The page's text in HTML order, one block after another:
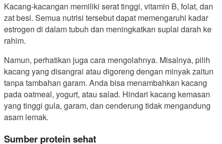
Kacang-kacangan memiliki serat tinggi, vitamin B, folat, dan
zat besi. Semua nutrisi tersebut dapat memengaruhi kadar
estrogen di dalam tubuh dan meningkatkan suplai darah ke
rahim.
Namun, perhatikan juga cara mengolahnya. Misalnya, pilih
kacang yang disangrai atau digoreng dengan minyak zaitun
tanpa tambahan garam. Anda bisa menambahkan kacang
pada oatmeal, yogurt, atau salad. Hindari kacang kemasan
yang tinggi gula, garam, dan cenderung tidak mengandung
asam lemak.
Sumber protein sehat